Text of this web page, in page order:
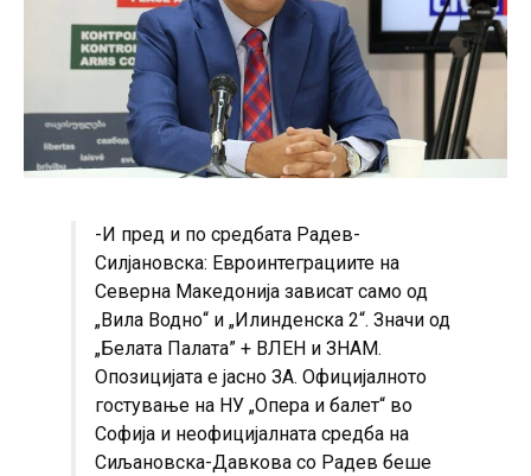
-И пред и по средбата Радев-
Силјановска: Евроинтеграциите на
Северна Македонија зависат само од
„Вила Водно“ и „Илинденска 2“. Значи од
„Белата Палата” + ВЛЕН и ЗНАМ.
Опозицијата е јасно ЗА. Официјалното
гостување на НУ „Опера и балет“ во
Софија и неофицијалната средба на
Сиљановска-Давкова со Радев беше